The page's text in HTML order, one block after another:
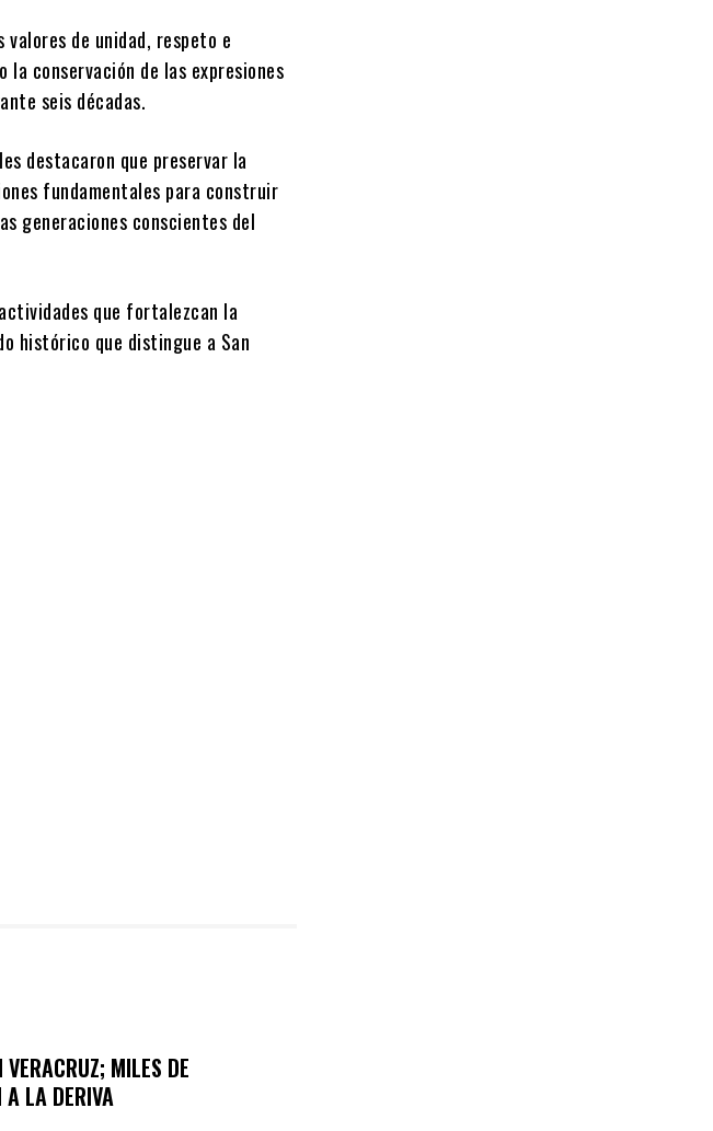
de unidad, respeto e
la conservación de las expresiones
seis décadas.
destacaron que preservar la
fundamentales para construir
generaciones conscientes del
que fortalezcan la
histórico que distingue a San
MILES DE
A LA DERIVA